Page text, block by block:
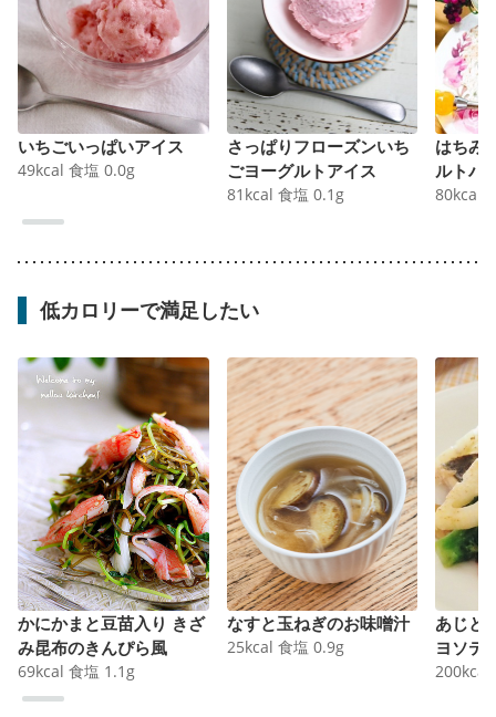
いちごいっぱいアイス
49kcal 食塩 0.0g
さっぱりフローズンいち
ごヨーグルトアイス
81 kcal 食塩 0.1 g
はちみ
ルトパ
80kcal
低カロリーで満足したい
かにかまと豆苗入り きざ
み昆布のきんぴら風
69kcal 食塩 1.1 g
なすと玉ねぎのお味噌汁
25kcal 食塩 0.9g
あじと
ヨソテ
200kcal